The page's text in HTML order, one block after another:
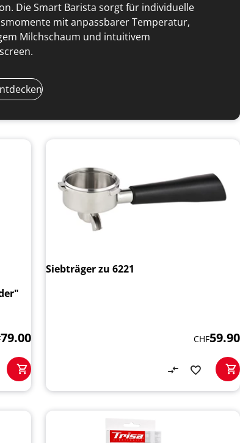
Die Smart Barista sorgt für individuelle
mit anpassbarer Temperatur,
Milchschaum und intuitivem
79.00
Siebträger zu 6221
CHF59.90